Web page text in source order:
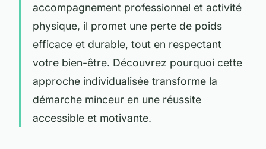
accompagnement professionnel et activité
physique, il promet une perte de poids
efficace et durable, tout en respectant
votre bien-être. Découvrez pourquoi cette
approche individualisée transforme la
démarche minceur en une réussite
accessible et motivante.